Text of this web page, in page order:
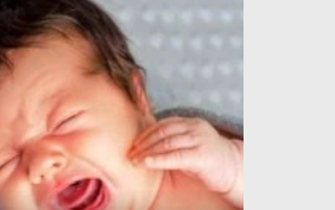
اعتراض عراقچی به
ایران
۱۶:۱۹
کشورهایی که به
۱۰:۱۵
سنتکام پایان تجاوز
۶:۰۵